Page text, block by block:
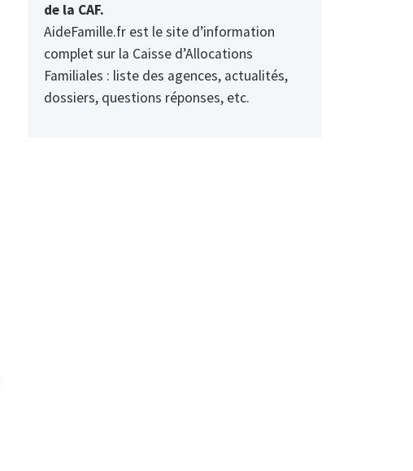
de la CAF.
AideFamille.fr est le site d’information
complet sur la Caisse d’Allocations
Familiales : liste des agences, actualités,
dossiers, questions réponses, etc.